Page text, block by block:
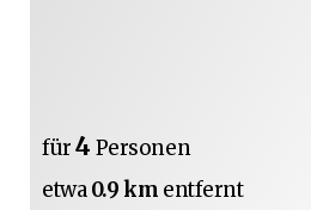
für4 Personen
etwa0.9 km entfernt